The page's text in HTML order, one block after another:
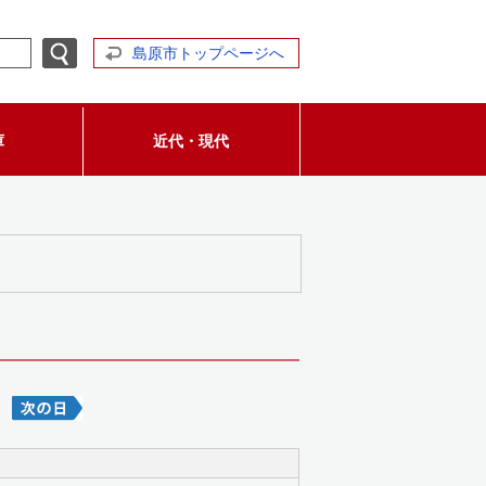
島原市トップページへ
近代・現代